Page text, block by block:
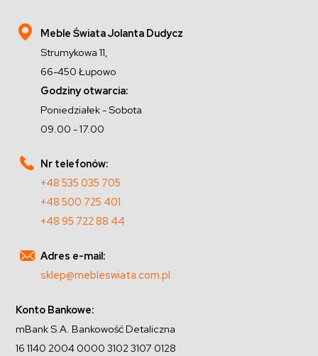
Meble Świata Jolanta Dudycz
Strumykowa 11,
66-450 Łupowo
Godziny otwarcia:
Poniedziałek - Sobota
09.00 - 17.00
Nr telefonów:
+48 535 035 705
+48 500 725 401
+48 95 722 88 44
Adres e-mail:
sklep@mebleswiata.com.pl
Konto Bankowe:
mBank S.A. Bankowość Detaliczna
16 1140 2004 0000 3102 3107 0128